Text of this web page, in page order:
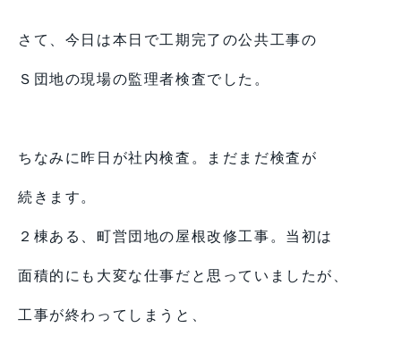
さて、今日は本日で工期完了の公共工事の
Ｓ団地の現場の監理者検査でした。
ちなみに昨日が社内検査。まだまだ検査が
続きます。
２棟ある、町営団地の屋根改修工事。当初は
面積的にも大変な仕事だと思っていましたが、
工事が終わってしまうと、